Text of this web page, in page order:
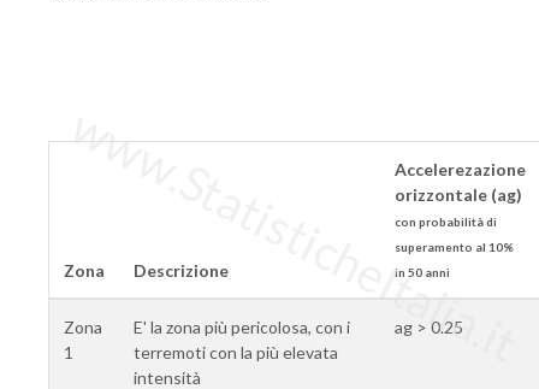
Zona Descrizione
Accelerezazione
orizzontale (ag)
con probabilità di
superamento al 10%
in 50 anni
Zona
1
E' la zona più pericolosa, con i
terremoti con la più elevata
intensità
ag > 0.25
www.StatisticheItalia.it